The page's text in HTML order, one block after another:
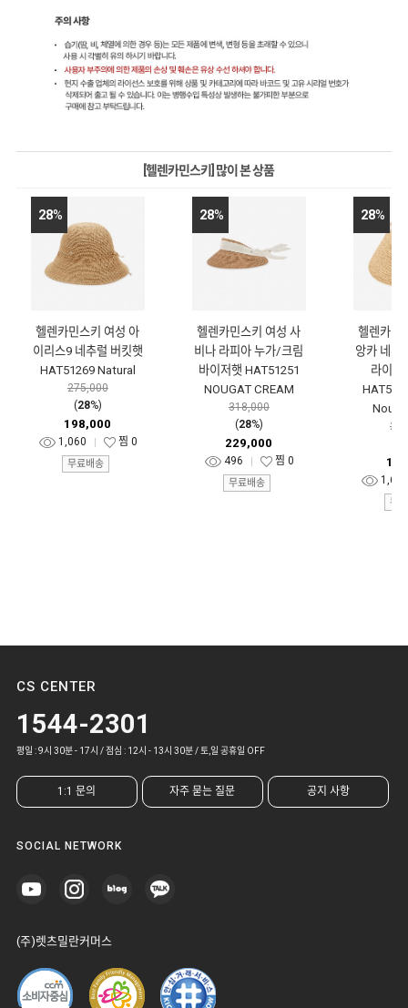
[헬렌카민스키] 많이 본 상품
28%
헬렌카민스키 여성 아
이리스9 네추럴 버킷햇
HAT51269 Natural
275,000
(28%)
198,000
1,060 찜 0
무료배송
28%
헬렌카민스키 여성 사
비나 라피아 누가/크림
바이저햇 HAT51251
NOUGAT CREAM
318,000
(28%)
229,000
496 찜 0
무료배송
28%
헬렌카민
앙카 네추
라이프
1,672
무
CS CENTER
1544-2301
평일 : 9시 30분 - 17시 / 점심 : 12시 - 13시 30분 / 토,일 공휴일 OFF
1:1 문의 자주 묻는 질문 공지 사항
SOCIAL NETWORK
(주)렛츠밀란커머스